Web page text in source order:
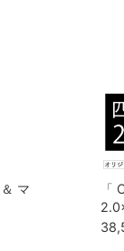
マ
「